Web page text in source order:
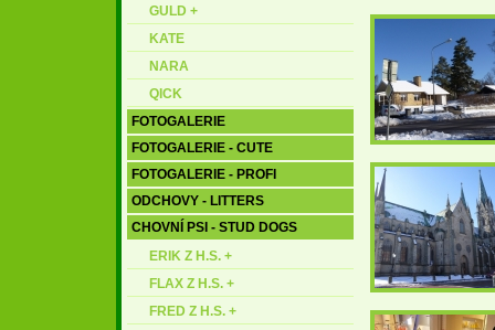
GULD +
KATE
NARA
QICK
FOTOGALERIE
FOTOGALERIE - CUTE
FOTOGALERIE - PROFI
ODCHOVY - LITTERS
CHOVNÍ PSI - STUD DOGS
ERIK Z H.S. +
FLAX Z H.S. +
FRED Z H.S. +